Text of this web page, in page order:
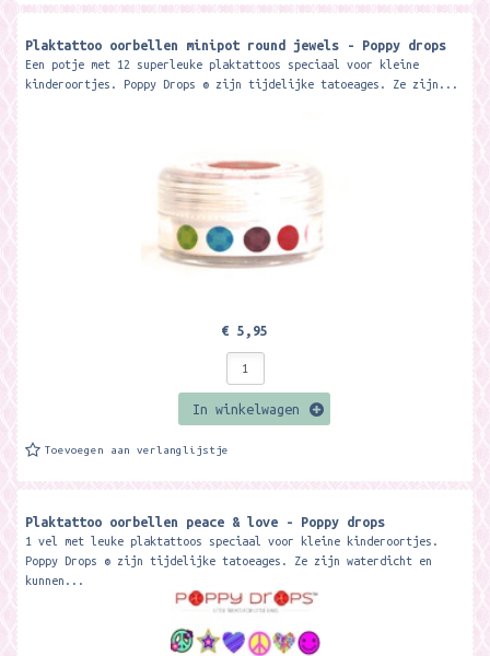
Plaktattoo oorbellen minipot round jewels - Poppy drops
Een potje met 12 superleuke plaktattoos speciaal voor kleine
kinderoortjes. Poppy Drops ® zijn tijdelijke tatoeages. Ze zijn...
€ 5,95
In winkelwagen
Toevoegen aan verlanglijstje
Plaktattoo oorbellen peace & love - Poppy drops
1 vel met leuke plaktattoos speciaal voor kleine kinderoortjes.
Poppy Drops ® zijn tijdelijke tatoeages. Ze zijn waterdicht en
kunnen...